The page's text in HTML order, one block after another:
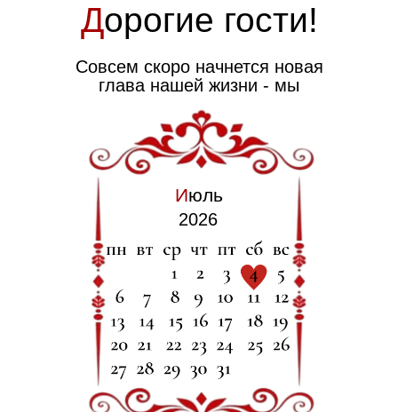
Дорогие гости!
Совсем скоро начнется новая
глава нашей жизни - мы
Июль
2026